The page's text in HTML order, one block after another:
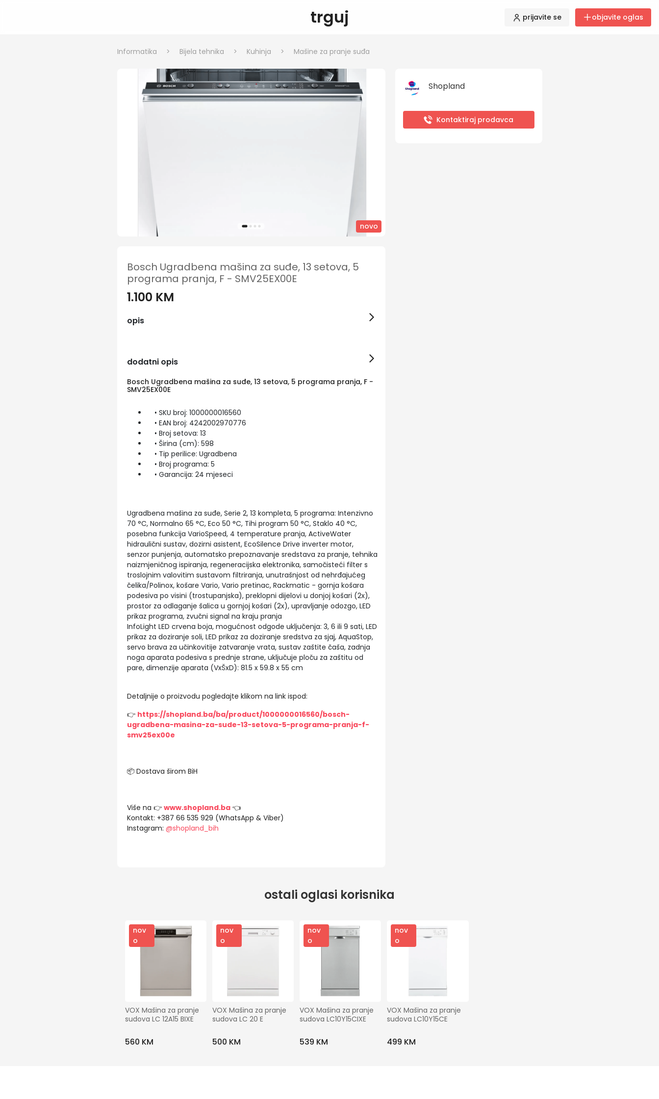
trguj prijavite se objavite oglas
Informatika > Bijela tehnika > Kuhinja > Mašine za pranje suđa
novo
Bosch Ugradbena mašina za suđe, 13 setova, 5
programa pranja, F - SMV25EX00E
1.100 KM
opis
dodatni opis
Bosch Ugradbena mašina za suđe, 13 setova, 5 programa pranja, F -
SMV25EX00E
• SKU broj: 1000000016560
• EAN broj: 4242002970776
• Broj setova: 13
• Širina (cm): 598
• Tip perilice: Ugradbena
• Broj programa: 5
• Garancija: 24 mjeseci
Ugradbena mašina za suđe, Serie 2, 13 kompleta, 5 programa: Intenzivno
70 °C, Normalno 65 °C, Eco 50 °C, Tihi program 50 °C, Staklo 40 °C,
posebna funkcija VarioSpeed, 4 temperature pranja, ActiveWater
hidraulični sustav, dozirni asistent, EcoSilence Drive inverter motor,
senzor punjenja, automatsko prepoznavanje sredstava za pranje, tehnika
naizmjeničnog ispiranja, regeneracijska elektronika, samočisteći filter s
troslojnim valovitim sustavom filtriranja, unutrašnjost od nehrđajućeg
čelika/Polinox, košare Vario, Vario pretinac, Rackmatic - gornja košara
podesiva po visini (trostupanjska), preklopni dijelovi u donjoj košari (2x),
prostor za odlaganje šalica u gornjoj košari (2x), upravljanje odozgo, LED
prikaz programa, zvučni signal na kraju pranja
InfoLight LED crvena boja, mogućnost odgode uključenja: 3, 6 ili 9 sati, LED
prikaz za doziranje soli, LED prikaz za doziranje sredstva za sjaj, AquaStop,
servo brava za učinkovitije zatvaranje vrata, sustav zaštite čaša, zadnja
noga aparata podesiva s prednje strane, uključuje ploču za zaštitu od
pare, dimenzije aparata (VxŠxD): 81.5 x 59.8 x 55 cm
Detaljnije o proizvodu pogledajte klikom na link ispod:
👉 https://shopland.ba/ba/product/1000000016560/bosch-
ugradbena-masina-za-sude-13-setova-5-programa-pranja-f-
smv25ex00e
📦 Dostava širom BiH
Više na 👉 www.shopland.ba👈
Kontakt: +387 66 535 929 (WhatsApp & Viber)
Instagram: @shopland_bih
Shopland
Kontaktiraj prodavca
ostali oglasi korisnika
nov
o
VOX Mašina za pranje
sudova LC 12A15 BIXE
560 KM
nov
o
VOX Mašina za pranje
sudova LC 20 E
500 KM
nov
o
VOX Mašina za pranje
sudova LC10Y15CIXE
539 KM
nov
o
VOX Mašina za pranje
sudova LC10Y15CE
499 KM